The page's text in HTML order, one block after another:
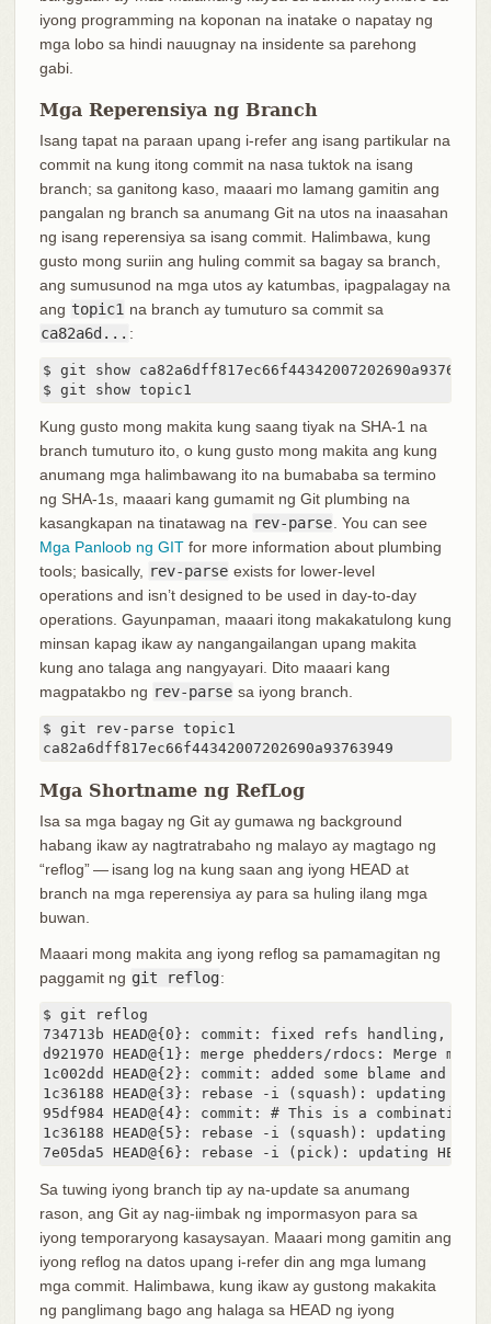
iyong programming na koponan na inatake o napatay ng
mga lobo sa hindi nauugnay na insidente sa parehong
gabi.
Mga Reperensiya ng Branch
Isang tapat na paraan upang i-refer ang isang partikular na
commit na kung itong commit na nasa tuktok na isang
branch; sa ganitong kaso, maaari mo lamang gamitin ang
pangalan ng branch sa anumang Git na utos na inaasahan
ng isang reperensiya sa isang commit. Halimbawa, kung
gusto mong suriin ang huling commit sa bagay sa branch,
ang sumusunod na mga utos ay katumbas, ipagpalagay na
ang topic1 na branch ay tumuturo sa commit sa
ca82a6d... :
$ git show ca82a6dff817ec66f44342007202690a93763949
$ git show topic1
Kung gusto mong makita kung saang tiyak na SHA-1 na
branch tumuturo ito, o kung gusto mong makita ang kung
anumang mga halimbawang ito na bumababa sa termino
ng SHA-1s, maaari kang gumamit ng Git plumbing na
kasangkapan na tinatawag na rev-parse . You can see
Mga Panloob ng GITfor more information about plumbing
tools; basically,
rev-parse exists for lower-level
operations and isn’t designed to be used in day-to-day
operations. Gayunpaman, maaari itong makakatulong kung
minsan kapag ikaw ay nangangailangan upang makita
kung ano talaga ang nangyayari. Dito maaari kang
magpatakbo ng rev-parse sa iyong branch.
$ git rev-parse topic1
ca82a6dff817ec66f44342007202690a93763949
Mga Shortname ng RefLog
Isa sa mga bagay ng Git ay gumawa ng background
habang ikaw ay nagtratrabaho ng malayo ay magtago ng
“reflog” — isang log na kung saan ang iyong HEAD at
branch na mga reperensiya ay para sa huling ilang mga
buwan.
Maaari mong makita ang iyong reflog sa pamamagitan ng
paggamit ng git reflog:
$ git reflog
734713b HEAD@{0}: commit: fixed refs handling,
d921970 HEAD@{1}: merge phedders/rdocs: Merge
1c002dd HEAD@{2}: commit: added some blame and
1c36188 HEAD@{3}: rebase -i (squash): updating HEAD
95df984 HEAD@{4}: commit: # This is a combination
1c36188 HEAD@{5}: rebase -i (squash): updating HEAD
7e05da5 HEAD@{6}: rebase -i (pick): updating HEAD
Sa tuwing iyong branch tip ay na-update sa anumang
rason, ang Git ay nag-iimbak ng impormasyon para sa
iyong temporaryong kasaysayan. Maaari mong gamitin ang
iyong reflog na datos upang i-refer din ang mga lumang
mga commit. Halimbawa, kung ikaw ay gustong makakita
ng panglimang bago ang halaga sa HEAD ng iyong